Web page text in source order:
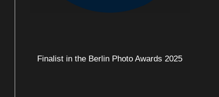
Finalist in the Berlin Photo Awards 2025